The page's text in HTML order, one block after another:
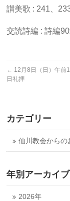
讃美歌 : 241、
交読詩編 : 詩編
← 12月8日（日）午
日礼拝
カテゴリー
仙川教会からの
年別アーカイブ
2026年